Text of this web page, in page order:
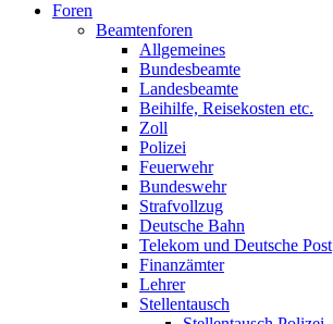
Foren
Beamtenforen
Allgemeines
Bundesbeamte
Landesbeamte
Beihilfe, Reisekosten etc.
Zoll
Polizei
Feuerwehr
Bundeswehr
Strafvollzug
Deutsche Bahn
Telekom und Deutsche Post
Finanzämter
Lehrer
Stellentausch